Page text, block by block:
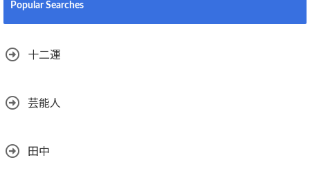
Popular Searches
十二運
芸能人
田中